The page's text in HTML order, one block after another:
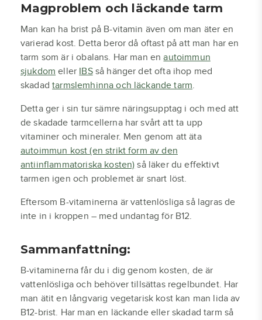
Magproblem och läckande tarm
Man kan ha brist på B-vitamin även om man äter en
varierad kost. Detta beror då oftast på att man har en
tarm som är i obalans. Har man enautoimmun
sjukdom eller IBSså hänger det ofta ihop med
skadadtarmslemhinna och läckande tarm.
Detta ger i sin tur sämre näringsupptag i och med att
de skadade tarmcellerna har svårt att ta upp
vitaminer och mineraler. Men genom att äta
autoimmun kost (en strikt form av den
antiinflammatoriska kosten) så läker du effektivt
tarmen igen och problemet är snart löst.
Eftersom B-vitaminerna är vattenlösliga så lagras de
inte in i kroppen – med undantag för B12.
Sammanfattning:
B-vitaminerna får du i dig genom kosten, de är
vattenlösliga och behöver tillsättas regelbundet. Har
man ätit en långvarig vegetarisk kost kan man lida av
B12-brist. Har man en läckande eller skadad tarm så